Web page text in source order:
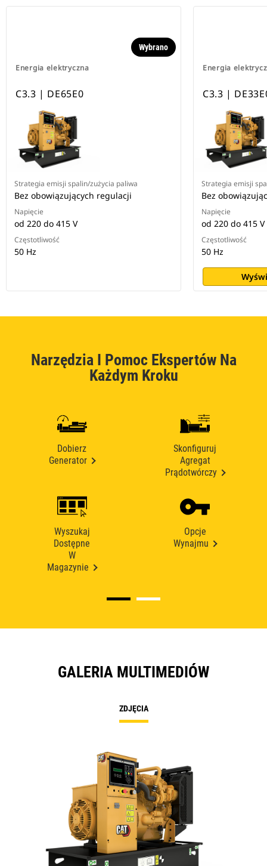
Energia elektryczna
Wybrano
C3.3 | DE65E0
Strategia emisji spalin/zużycia paliwa
Bez obowiązujących regulacji
Napięcie
od 220 do 415 V
Częstotliwość
50 Hz
Energia
C3.3 |
Strategia emisji
Bez
Napięcie
od 220 do 415 V
Częstotliwość
50 Hz
Narzędzia I Pomoc Ekspertów Na
Każdym Kroku
Dobierz
Generator
Skonfiguruj
Agregat
Prądotwórczy
Wyszukaj
Dostępne
W
Magazynie
Opcje
Wynajmu
GALERIA MULTIMEDIÓW
ZDJĘCIA